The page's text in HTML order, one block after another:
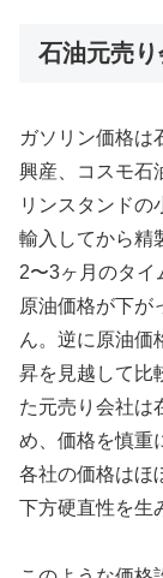
石油元売
ガソリン価格は
興産、コスモ石
リンスタンドの
輸入してから精
2〜3ヶ月のタイ
原油価格が下が
ん。逆に原油価
昇を見越して比
た元売り会社は
め、価格を慎重
各社の価格はほ
下方硬直性を生